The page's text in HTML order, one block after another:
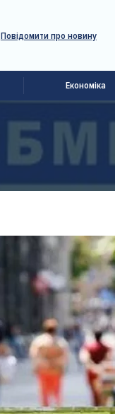
Повідомити про новину
Економіка